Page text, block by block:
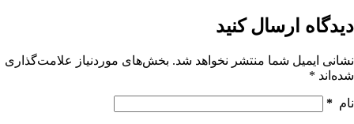
دیدگاه ارسال کنید
نشانی ایمیل شما منتشر نخواهد شد. بخش‌های موردنیاز علامت‌گذاری
شده‌اند *
نام *